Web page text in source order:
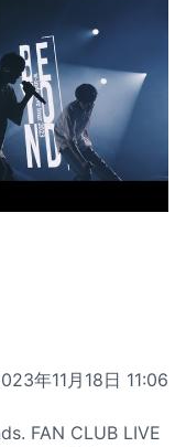
年11月18日 11:06
FAN CLUB LIVE